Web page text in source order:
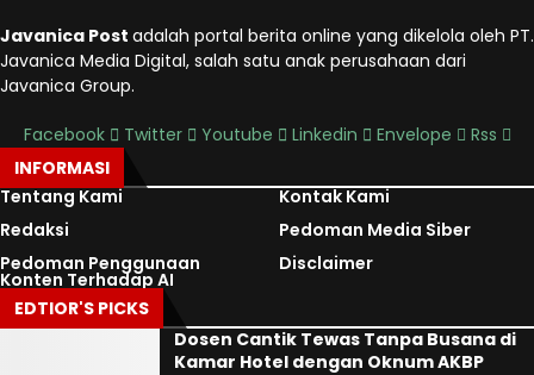
Javanica Post adalah portal berita online yang dikelola oleh PT.
Javanica Media Digital, salah satu anak perusahaan dari
Javanica Group.
Facebook Twitter Youtube Linkedin Envelope
Rss
INFORMASI
Tentang Kami
Kontak Kami
Redaksi
Pedoman Media Siber
Pedoman Penggunaan
Konten Terhadap AI
Disclaimer
EDTIOR'S PICKS
Dosen Cantik Tewas Tanpa Busana di
Kamar Hotel dengan Oknum AKBP